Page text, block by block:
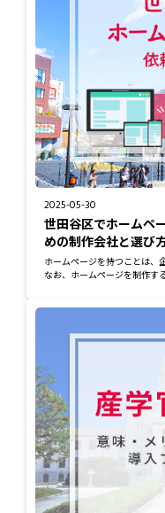
2025-05-30
世田谷区でホームペ
めの制作会社と選び
ホームページを持つことは、
なお、ホームページを制作す